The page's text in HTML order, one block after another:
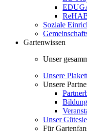
Soziale
Gartenwissen
Unser
Unsere
Unsere
Unser
Für